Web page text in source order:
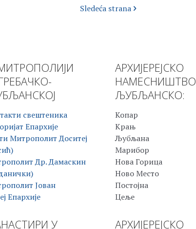
Sledeća strana
свештеника
Епархије
Митрополит Доситеј
Др. Дамаскин
Јован
Епархије
У
АРХИЈЕРЕЈСКО
НАМЕСНИШТВО
ЉУБЉАНСКО:
Копар
Крањ
Љубљана
Марибор
Нова Горица
Ново Место
Постојна
Цеље
АРХИЈЕРЕЈСКО